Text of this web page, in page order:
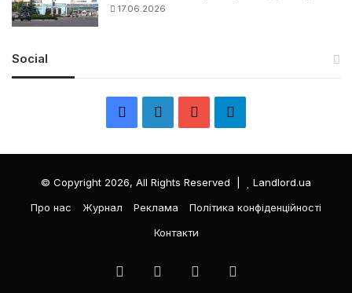
17.06.2026
Social
e
k
e
T
л
е
р
© Copyright 2026, All Rights Reserved |
Landlord.ua
Про нас
Журнал Реклама
Політика конфіденційності
Контакти
FacebookLinkedInYouTube